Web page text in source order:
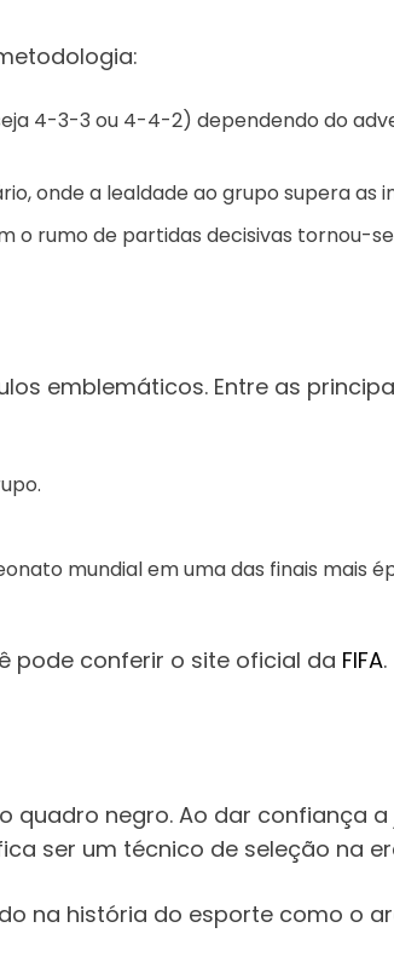
4-3-3 ou 4-4-2) dependendo do
onde a lealdade ao grupo supera as
o rumo de partidas decisivas tornou-
emblemáticos. Entre as
mundial em uma das finais mais
pode conferir o site oficial da FIFA.
quadro negro. Ao dar confiança
ser um técnico de seleção na
na história do esporte como o